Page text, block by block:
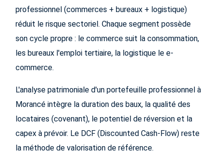
professionnel (commerces + bureaux + logistique)
réduit le risque sectoriel. Chaque segment possède
son cycle propre : le commerce suit la consommation,
les bureaux l'emploi tertiaire, la logistique le e-
commerce.
L'analyse patrimoniale d'un portefeuille professionnel à
Morancé intègre la duration des baux, la qualité des
locataires (covenant), le potentiel de réversion et la
capex à prévoir. Le DCF (Discounted Cash-Flow) reste
la méthode de valorisation de référence.